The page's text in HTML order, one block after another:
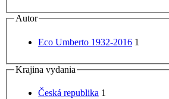
Autor
Eco Umberto 1932-2016 1
Krajina vydania
Česká republika 1